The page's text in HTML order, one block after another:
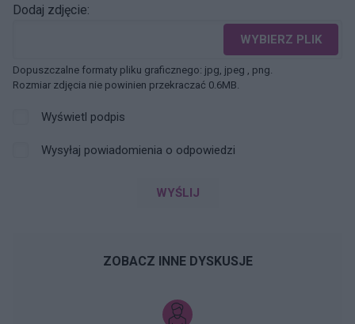
Dodaj zdjęcie:
WYBIERZ PLIK
Dopuszczalne formaty pliku graficznego: jpg, jpeg , png.
Rozmiar zdjęcia nie powinien przekraczać 0.6MB.
Wyświetl podpis
Wysyłaj powiadomienia o odpowiedzi
WYŚLIJ
ZOBACZ INNE DYSKUSJE